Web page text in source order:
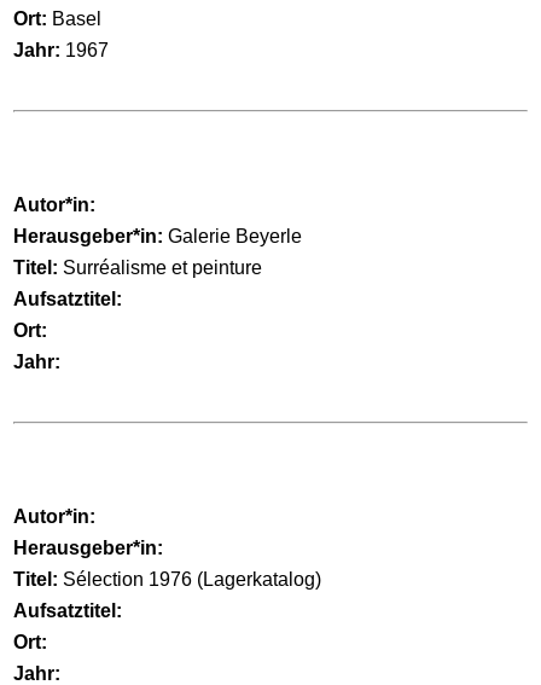
Ort: Basel
Jahr: 1967
Autor*in:
Herausgeber*in: Galerie Beyerle
Titel: Surréalisme et peinture
Aufsatztitel:
Ort:
Jahr:
Autor*in:
Herausgeber*in:
Titel: Sélection 1976 (Lagerkatalog)
Aufsatztitel:
Ort:
Jahr: